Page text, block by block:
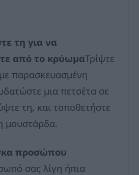
τη για να
από το κρύωμαΤρίψτε
παρασκευασμένη
μια πετσέτα σε
τη, και τοποθετήστε
μουστάρδα.
προσώπου
σας λίγη ήπια